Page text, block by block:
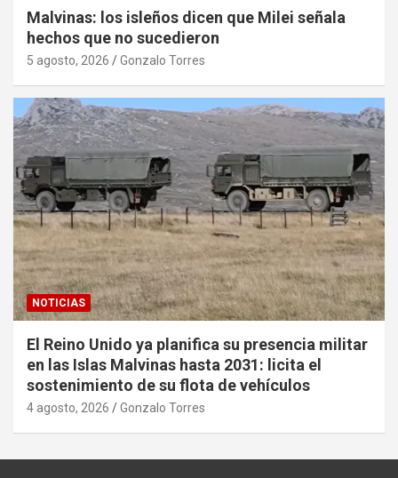
Malvinas: los isleños dicen que Milei señala
hechos que no sucedieron
5 agosto, 2026 Gonzalo Torres
NOTICIAS
El Reino Unido ya planifica su presencia militar
en las Islas Malvinas hasta 2031: licita el
sostenimiento de su flota de vehículos
4 agosto, 2026 Gonzalo Torres